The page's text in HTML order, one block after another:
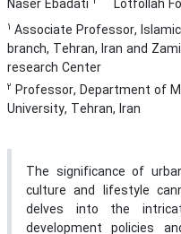
Naser Ebadati Lotfollah
1 Associate Professor,
branch, Tehran, Iran and
research Center
2 Professor, Department of
University, Tehran, Iran
The significance of
culture and lifestyle
delves into the
development policies